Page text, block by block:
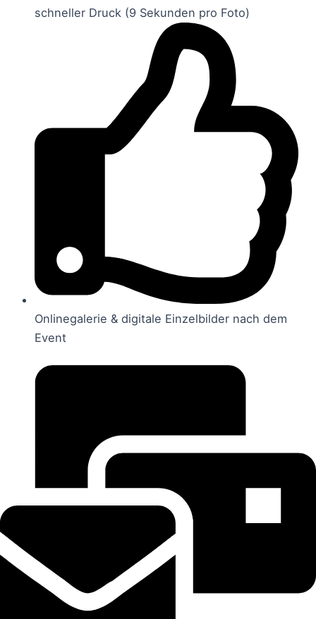
schneller Druck (9 Sekunden pro Foto)
Onlinegalerie & digitale Einzelbilder nach dem
Event